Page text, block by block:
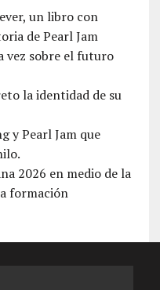
un libro con
de Pearl Jam
vez sobre el futuro
la identidad de su
y Pearl Jam que
2026 en medio de la
formación